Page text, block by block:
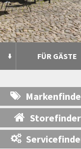
FÜR GÄSTE
Storefinder